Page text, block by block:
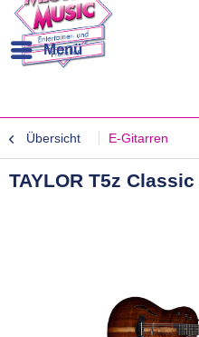
Menü
Übersicht E-Gitarren
TAYLOR T5z